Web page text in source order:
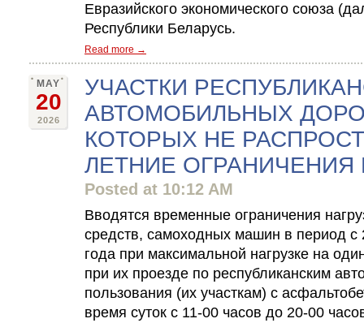
Евразийского экономического союза
Республики Беларусь.
Read more →
MAY
20
2026
УЧАСТКИ
АВТОМОБИЛЬНЫХ
КОТОРЫХ НЕ
ЛЕТНИЕ ОГРАНИЧЕНИЯ В
Posted at 10:12 AM
Вводятся временные ограничения
средств, самоходных машин в период с
года при максимальной нагрузке на
при их проезде по республиканским
пользования (их участкам) с
время суток с 11-00 часов до 20-00